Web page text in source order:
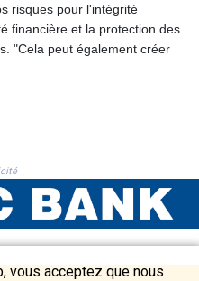
vous acceptez que nous
26078.516124
387.005699
7.358816
10.768161
20.068863
4945.473339
61.481956
2423.870661
risques pour l'intégrité
financière et la protection des
"Cela peut également créer